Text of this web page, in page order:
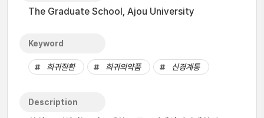
The Graduate School, Ajou University
Keyword
희귀질환 희귀의약품 신경계통
Description